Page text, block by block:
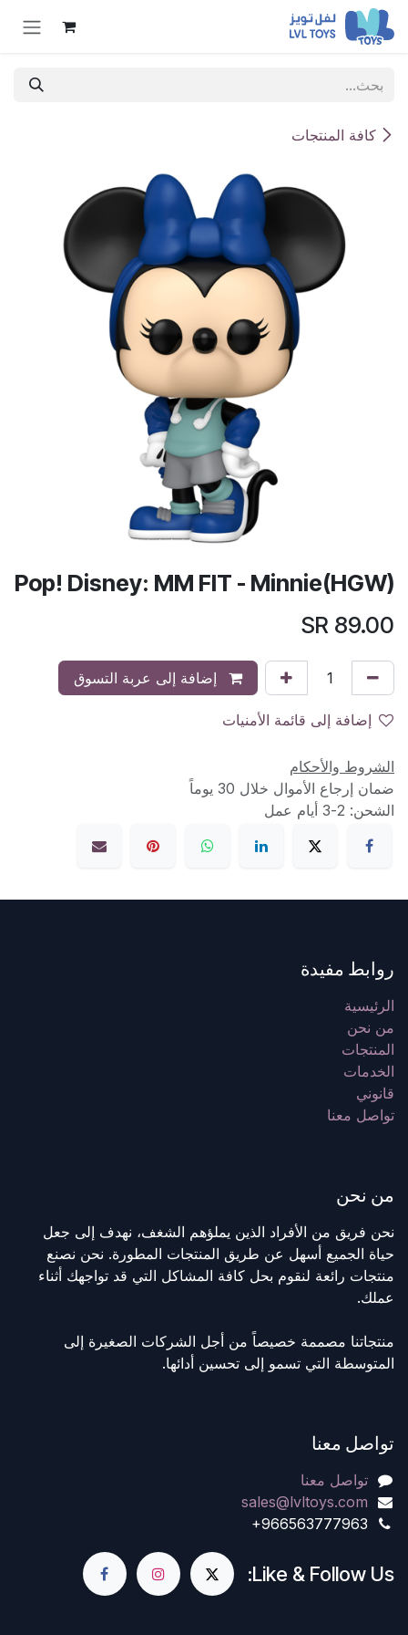
تخطي للذهاب إلى المحتوى
كافة المنتجات
Pop! Disney: MM FIT - Minnie(HGW)
89.00
إضافة إلى عربة التسوق
إضافة إلى قائمة الأمنيات
الشروط والأحكام
ضمان إرجاع الأموال خلال 30 يوماً
الشحن: 2-3 أيام عمل
روابط مفيدة
الرئيسية
من نحن
المنتجات
الخدمات
قانوني
تواصل معنا
من نحن
نحن فريق من الأفراد الذين يملؤهم الشغف، نهدف إلى جعل
حياة الجميع أسهل عن طريق المنتجات المطورة. نحن نصنع
منتجات رائعة لنقوم بحل كافة المشاكل التي قد تواجهك أثناء
عملك.
منتجاتنا مصممة خصيصاً من أجل الشركات الصغيرة إلى
المتوسطة التي تسمو إلى تحسين أدائها.
تواصل معنا
تواصل معنا
sales@lvltoys.com
+966563777963
Like & Follow Us: